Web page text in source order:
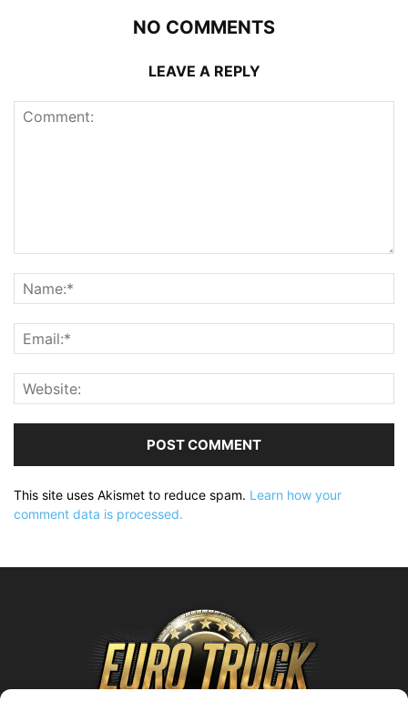
NO COMMENTS
LEAVE A REPLY
This site uses Akismet to reduce spam. Learn how your
comment data is processed.